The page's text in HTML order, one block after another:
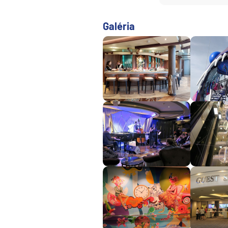
Červené more
Emiráty a Perzský záliv
Ázia
Ázia
India
Japonsko
Juhovýchodná Ázia
Austrália a Nový Zéland
Austrália a Nový
Afrika a Indický oceán
Afrika
Indický oceán
Galéria